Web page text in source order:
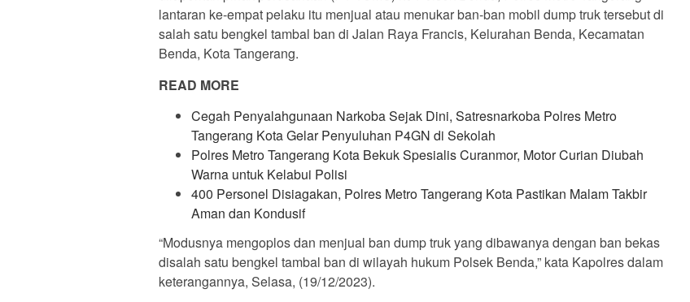
lantaran ke-empat pelaku itu menjual atau menukar ban-ban mobil dump truk tersebut di
salah satu bengkel tambal ban di Jalan Raya Francis, Kelurahan Benda, Kecamatan
Benda, Kota Tangerang.
READ MORE
Cegah Penyalahgunaan Narkoba Sejak Dini, Satresnarkoba Polres Metro
Tangerang Kota Gelar Penyuluhan P4GN di Sekolah
Polres Metro Tangerang Kota Bekuk Spesialis Curanmor, Motor Curian Diubah
Warna untuk Kelabui Polisi
400 Personel Disiagakan, Polres Metro Tangerang Kota Pastikan Malam Takbir
Aman dan Kondusif
“Modusnya mengoplos dan menjual ban dump truk yang dibawanya dengan ban bekas
disalah satu bengkel tambal ban di wilayah hukum Polsek Benda,” kata Kapolres dalam
keterangannya, Selasa, (19/12/2023).